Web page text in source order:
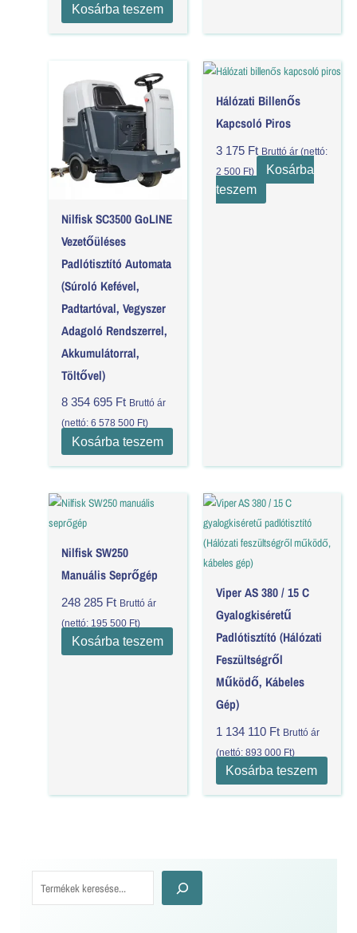
Kosárba teszem
Nilfisk SC3500 GoLINE
Vezetőüléses
Padlótisztító Automata
(súroló Kefével,
Padtartóval, Vegyszer
Adagoló Rendszerrel,
Akkumulátorral,
Töltővel)
8 354 695 Ft Bruttó ár
(nettó:6 578 500 Ft)
Kosárba teszem
Hálózati Billenős
Kapcsoló Piros
3 175 Ft Bruttó ár (nettó:
2 500 Ft)
Kosárba
teszem
Nilfisk SW250
Manuális Seprőgép
248 285 Ft Bruttó ár
(nettó: 195 500 Ft)
Kosárba teszem
Viper AS 380 / 15 C
Gyalogkiséretű
Padlótisztító (Hálózati
Feszültségről
Működő, Kábeles
Gép)
1 134 110 Ft Bruttó ár
(nettó: 893 000 Ft)
Kosárba teszem